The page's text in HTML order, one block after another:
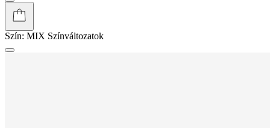
Szín: MIX Színváltozatok